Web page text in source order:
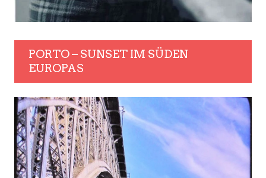
PORTO – SUNSET IM SÜDEN
EUROPAS